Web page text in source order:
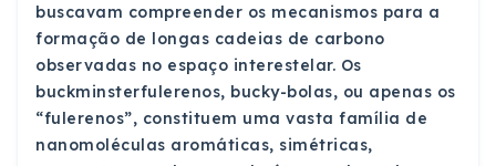
buscavam compreender os mecanismos para a
formação de longas cadeias de carbono
observadas no espaço interestelar. Os
buckminsterfulerenos, bucky-bolas, ou apenas os
“fulerenos”, constituem uma vasta família de
nanomoléculas aromáticas, simétricas,